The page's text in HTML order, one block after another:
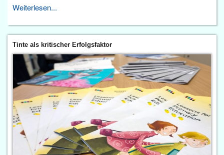
Weiterlesen...
Tinte als kritischer Erfolgsfaktor